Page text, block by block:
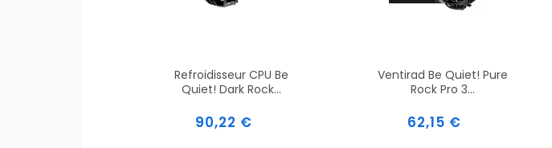
Refroidisseur CPU Be
Quiet! Dark Rock...
Prix
90,22 €
Ventirad Be Quiet! Pure
Rock Pro 3...
Prix
62,15 €